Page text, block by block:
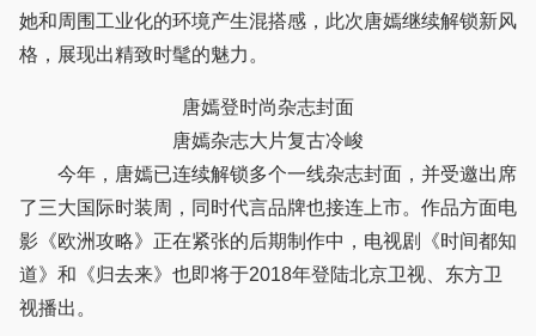
她和周围工业化的环境产生混搭感，此次唐嫣继续解锁新风
格，展现出精致时髦的魅力。
唐嫣登时尚杂志封面
唐嫣杂志大片复古冷峻
今年，唐嫣已连续解锁多个一线杂志封面，并受邀出席
了三大国际时装周，同时代言品牌也接连上市。作品方面电
影《欧洲攻略》正在紧张的后期制作中，电视剧《时间都知
道》和《归去来》也即将于2018年登陆北京卫视、东方卫
视播出。